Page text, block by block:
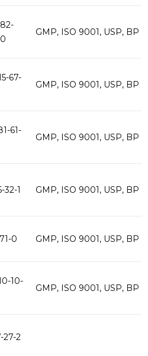
GMP, ISO 9001, USP, BP
67-
GMP, ISO 9001, USP, BP
61-
GMP, ISO 9001, USP, BP
32-1 GMP, ISO 9001, USP, BP
0 GMP, ISO 9001, USP, BP
10-
GMP, ISO 9001, USP, BP
27-2